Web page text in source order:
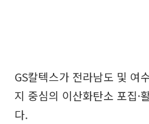
GS칼텍스가 전라남도 및 여
지 중심의 이산화탄소 포집·
다.